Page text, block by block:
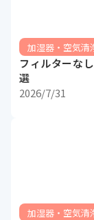
加湿器・空気清
フィルターな
選
2026/7/31
加湿器・空気清